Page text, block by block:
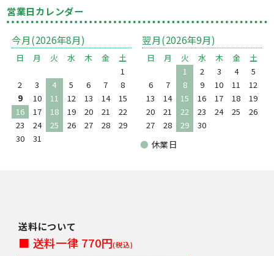
営業日カレンダー
今月(2026年8月)
日 月 火 水 木 金
土
1
2
3 4 5 6 7
8
9
10 11 12 13 14
15
16
17 18 19 20 21
22
23
24 25 26 27 28
29
30
31
翌月(2026年9月)
日 月 火 水 木 金
土
1
2 3 4
5
6
7 8 9 10 11
12
13
14 15 16 17 18
19
20
21 22 23 24 25
26
27
28 29 30
● 休業日
送料について
■ 送料一律 770円(税込)